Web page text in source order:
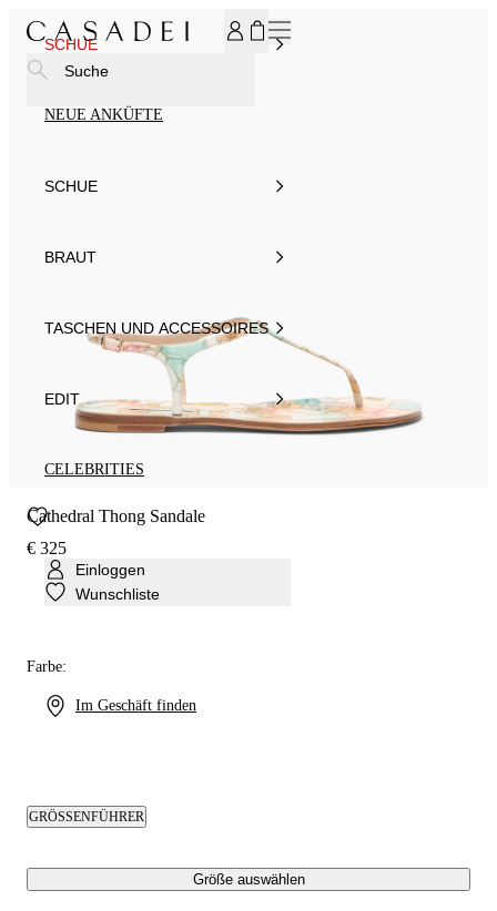
SCHUE
NEUE ANKÜFTE
SCHUE
BRAUT
TASCHEN UND ACCESSOIRES
EDIT
CELEBRITIES
Einloggen
Wunschliste
Im Geschäft finden
Suche
Cathedral Thong Sandale
€ 325
Farbe:
GRÖSSENFÜHRER
Größe auswählen